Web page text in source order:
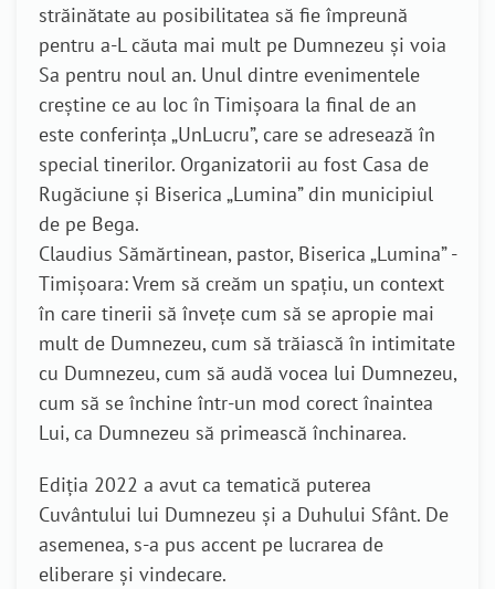
străinătate au posibilitatea să fie împreună
pentru a-L căuta mai mult pe Dumnezeu și voia
Sa pentru noul an. Unul dintre evenimentele
creștine ce au loc în Timișoara la final de an
este conferința „UnLucru”, care se adresează în
special tinerilor. Organizatorii au fost Casa de
Rugăciune și Biserica „Lumina” din municipiul
de pe Bega.
Claudius Sămărtinean, pastor, Biserica „Lumina” -
Timișoara: Vrem să creăm un spațiu, un context
în care tinerii să învețe cum să se apropie mai
mult de Dumnezeu, cum să trăiască în intimitate
cu Dumnezeu, cum să audă vocea lui Dumnezeu,
cum să se închine într-un mod corect înaintea
Lui, ca Dumnezeu să primească închinarea.
Ediția 2022 a avut ca tematică puterea
Cuvântului lui Dumnezeu și a Duhului Sfânt. De
asemenea, s-a pus accent pe lucrarea de
eliberare și vindecare.